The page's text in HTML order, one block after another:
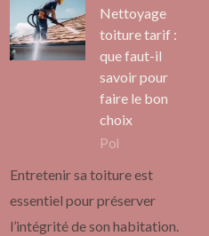
Nettoyage
toiture tarif :
que faut-il
savoir pour
faire le bon
choix
Pol
Entretenir sa toiture est
essentiel pour préserver
l’intégrité de son habitation.